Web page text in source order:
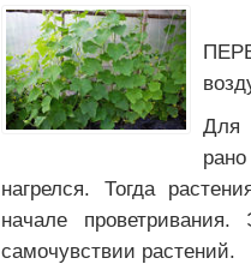
Для
нагрелся. Тогда
начале
самочувствии растений.